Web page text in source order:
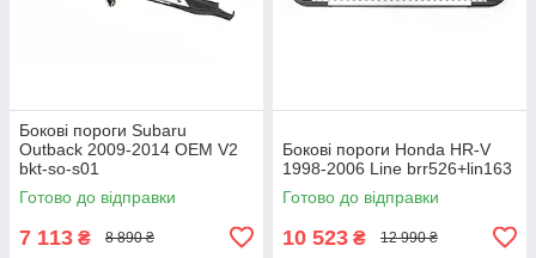
Бокові пороги Subaru
Outback 2009-2014 OEM V2
bkt-so-s01
Готово до відправки
7 113 ₴ 8 890 ₴
Бокові пороги Honda HR-V
1998-2006 Line brr526+lin163
Готово до відправки
10 523 ₴ 12 990 ₴